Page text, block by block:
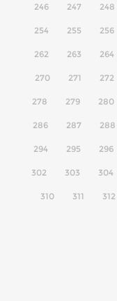
246 247 248
254 255 256
262 263 264
270 271 272
278 279 280
286 287 288
294 295 296
302 303 304
310 311 312